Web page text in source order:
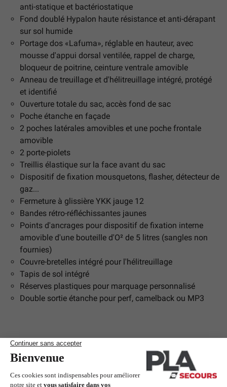
anti-statique et bactériostatique
Fond doublé Hypalon haute résistance et anti-dérapant
sur sol humide
Portage dos «Lafuma», réglable en hauteur, avec
mousse d'appui dorsal ventilée, rappel de charge,
bloqueur de poitrine, ceinture ventrale amovible
Anneau de treuillage et d'hélitreuillage intégré, protégé
et identifié
Ouverture totale du sac, accès fond de sac
Poche étanche en façade
2 poches latérales amovibles et une poche frontale
amovible
2 porte-piolets
Treillis élastique sur la face avant du sac
Dispositif de fixation mousquetons, flasher, détecteur de
gaz...
Fermeture à glissière YKK jauge 12
Bandes rétro-réfléchissantes jaunes
Points d'ancrages pour dispositif de fixation interne
amovible d'une bouteille d'O² de 5 litres (sangles non
fournies)
Couvre-bretelles intégré pour l'hélitreuillage
Tapis de sol intégré
Réserves plastiques pour marquage personnalisé
Double sortie étanche pour perf, camelback ou MP3
Articles complémentaires